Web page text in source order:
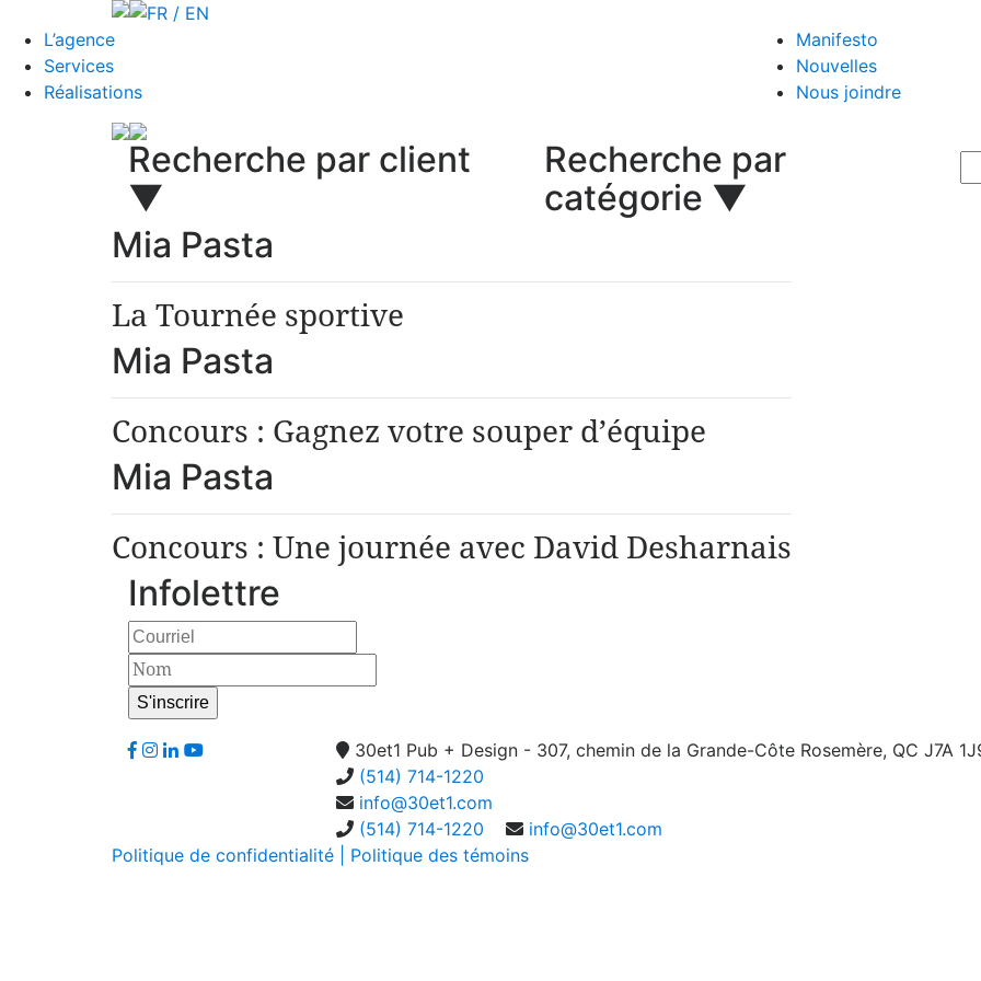
FR / EN
L’agence
Services
Réalisations
Manifesto
Nouvelles
Nous joindre
Recherche par client
▼
Recherche par
catégorie ▼
Mia Pasta
La Tournée sportive
Mia Pasta
Concours : Gagnez votre souper d’équipe
Mia Pasta
Concours : Une journée avec David Desharnais
Infolettre
30et1 Pub + Design - 307, chemin de la Grande-Côte Rosemère, QC J7A
(514) 714-1220
info@30et1.com
(514) 714-1220
info@30et1.com
Politique de confidentialité
| Politique des témoins